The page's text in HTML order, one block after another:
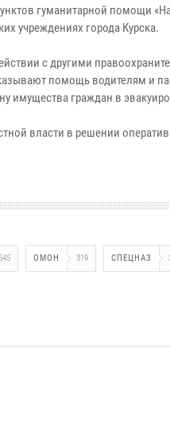
гуманитарной помощи
учреждениях города Курска.
с другими
помощь водителям и
имущества граждан в
власти в решении
545 ОМОН 319 СПЕЦНАЗ